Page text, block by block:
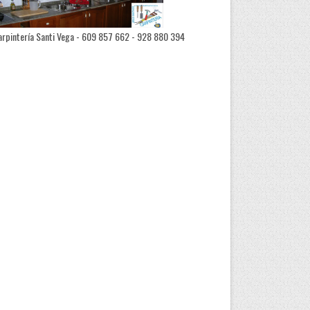
Santi Vega - 609 857 662 - 928 880 394